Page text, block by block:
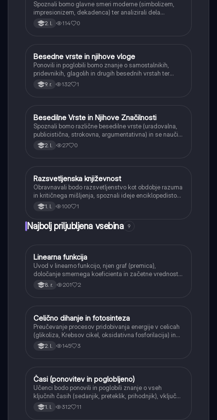
Spoznali bomo glavne smeri moderne (simbolizem,
impresionizem, dekadenca) ter analizirali dela
slovenskih modernistov (Cankar, Župančič, Kette,
Murn) in njihov pomen za razvoj slovenske literature.
2. l. 114 0
Slovenščina
Besedne vrste in njihove vloge
Ponovili in poglobili bomo znanje o samostalnikih,
pridevnikih, glagolih in drugih besednih vrstah ter
spoznali njihove vloge v stavku. Naučili se bomo
prepoznavati in pravilno uporabljati posamezne
9. r. 132 1
Slovenščina
Besedilne Vrste in Njihove Značilnosti
Spoznali bomo različne besedilne vrste (uradovalna,
publicistična, strokovna, argumentativna) in se naučili
prepoznavati njihove strukturne in jezikovne
značilnosti ter namen.
2. l. 27 0
Slovenščina
Razsvetljenska književnost
Obravnavali bodo razsvetljenstvo kot obdobje razuma
in kritičnega mišljenja, spoznali ideje enciklopedistov
in vpliv na slovensko književnost (npr. Anton Tomaž
Linhart, Valentin Vodnik), ki so postavili temelje
1. l. 100 1
Najbolj priljubljena vsebina 9
Matematika
Linearna funkcija
Uvod v linearno funkcijo, njen graf (premica),
določanje smernega koeficienta in začetne vrednosti.
Učenci bodo znali narisati graf linearne funkcije.
8. r. 201 2
Naravoslovje
Celično dihanje in fotosinteza
Preučevanje procesov pridobivanja energije v celicah
(glikoliza, Krebsov cikel, oksidativna fosforilacija) in
pretvorbe svetlobne energije v kemično energijo
(fotosinteza).
2. l. 145 3
Angleščina
Časi (ponovitev in poglobljeno)
Učenci bodo ponovili in poglobili znanje o vseh
ključnih časih (sedanjik, preteklik, prihodnjik), vključno
s Perfect tenses (Present Perfect Continuous, Past
Perfect, Future Perfect) in njihovo uporabo.
1. l. 312 11